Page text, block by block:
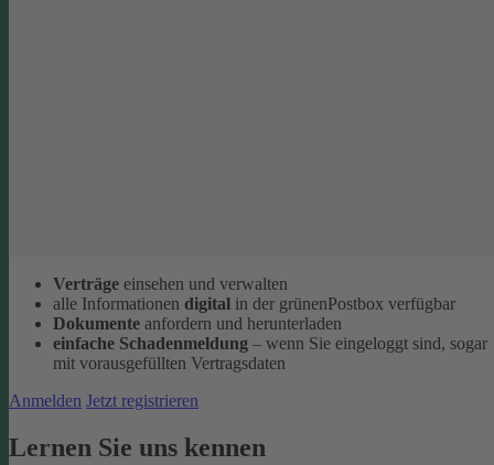
Verträge einsehen und verwalten
alle Informationen digital in der grünenPostbox verfügbar
Dokumente anfordern und herunterladen
einfache Schadenmeldung – wenn Sie eingeloggt sind, sogar
mit vorausgefüllten Vertragsdaten
Anmelden Jetzt registrieren
Lernen Sie uns kennen